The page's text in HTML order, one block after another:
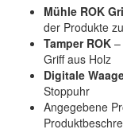
Mühle ROK
der Produkte
Tamper ROK
Griff aus Holz
Digitale
Stoppuhr
Angegebene